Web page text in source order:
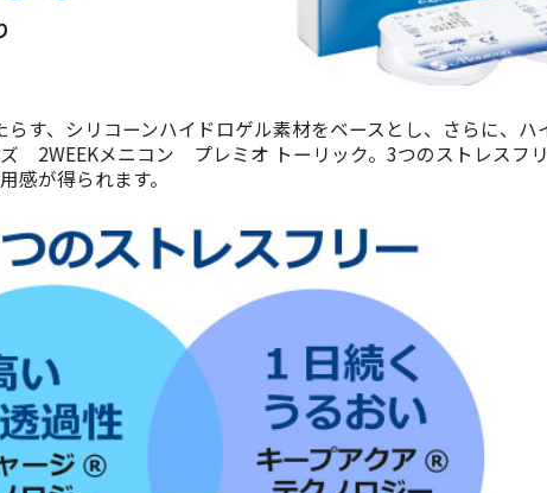
す、シリコーンハイドロゲル素材をベースとし、さらに、ハ
2WEEKメニコン プレミオ トーリック。3つのストレスフ
感が得られます。